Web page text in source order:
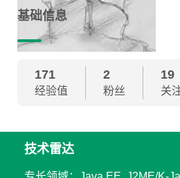
基础信息
171
经验值
2
粉丝
19
关
技术雷达